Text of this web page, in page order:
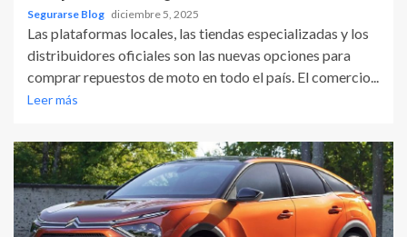
Segurarse Blog diciembre 5, 2025
Las plataformas locales, las tiendas especializadas y los
distribuidores oficiales son las nuevas opciones para
comprar repuestos de moto en todo el país. El comercio...
Leer más